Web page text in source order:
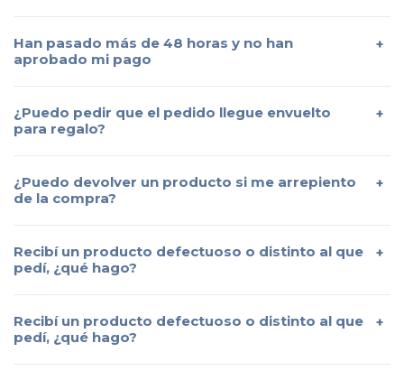
Han pasado más de 48 horas y no han
aprobado mi pago
¿Puedo pedir que el pedido llegue envuelto
para regalo?
¿Puedo devolver un producto si me arrepiento
de la compra?
Recibí un producto defectuoso o distinto al que
pedí, ¿qué hago?
Recibí un producto defectuoso o distinto al que
pedí, ¿qué hago?